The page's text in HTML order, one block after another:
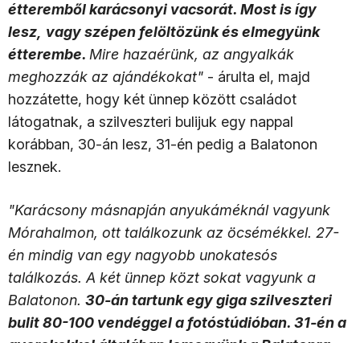
étteremből karácsonyi vacsorát. Most is így
lesz, vagy szépen felöltözünk és elmegyünk
étterembe. Mire hazaérünk, az angyalkák
meghozzák az ajándékokat" - árulta el, majd
hozzátette, hogy két ünnep között családot
látogatnak, a szilveszteri bulijuk egy nappal
korábban, 30-án lesz, 31-én pedig a Balatonon
lesznek.
"Karácsony másnapján anyu­­káméknál vagyunk
Mó­ra­­halmon, ott találkozunk az öcsémékkel. 27-
én mindig van egy nagyobb unokatesós
találkozás. A két ünnep közt sokat vagyunk a
Balatonon. 30-án tartunk egy giga szilveszteri
bulit 80-100 vendéggel a fotóstúdióban. 31-én a